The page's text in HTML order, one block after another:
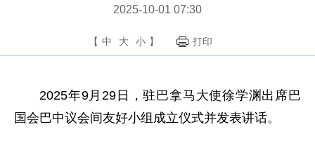
2025-10-01 07:30
【 中 大 小 】 打印
2025年9月29日，驻巴拿马大使徐学渊出席巴
国会巴中议会间友好小组成立仪式并发表讲话。